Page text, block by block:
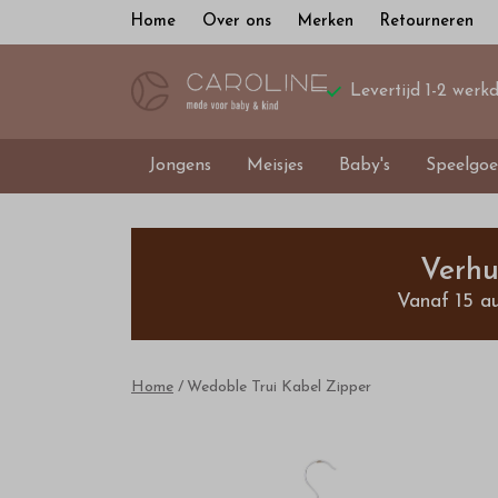
Home Over ons Merken Retourneren
Levertijd 1-2
Jongens Meisjes Baby's
Wedoble
Kabel
Zipper
Vanaf 15
Home Wedoble Trui Kabel Zipper